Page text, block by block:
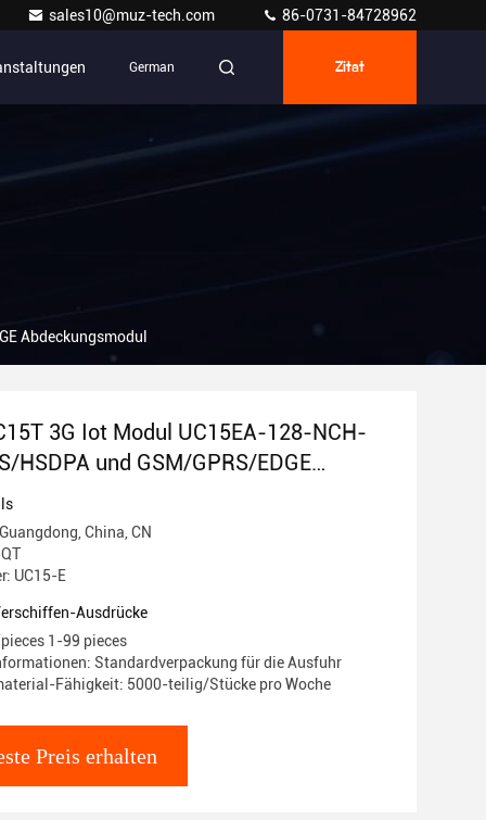
sales10@muz-tech.com 86-0731-84728962
German Zitat
Abdeckungsmodul
3G Iot Modul UC15EA-128-NCH-
HSDPA und GSM/GPRS/EDGE
China, CN
UC15-E
Ausdrücke
1-99 pieces
Standardverpackung für die Ausfuhr
Fähigkeit: 5000-teilig/Stücke pro Woche
Preis erhalten